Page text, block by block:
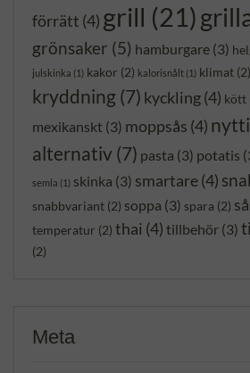
förrätt (4) grill (21)
grönsaker (5) hamburgare (3)
julskinka (1) kakor (2) kalorisnålt (1) klimat (2)
kryddning(7) kyckling(4) kött
mexikanskt (3) moppsås (4)
alternativ(7) pasta (3) potatis
semla (1) skinka (3) smartare(4)
snabbvariant (2) soppa (3) spara (2)
temperatur (2) thai (4) tillbehör (3)
(2)
Meta